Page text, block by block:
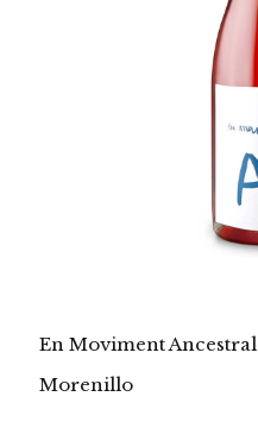
En Moviment Ancestral
Morenillo